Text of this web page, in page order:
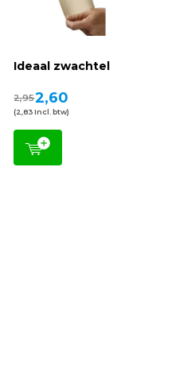
Ideaal zwachtel
2,952,60
(2,83 Incl. btw)